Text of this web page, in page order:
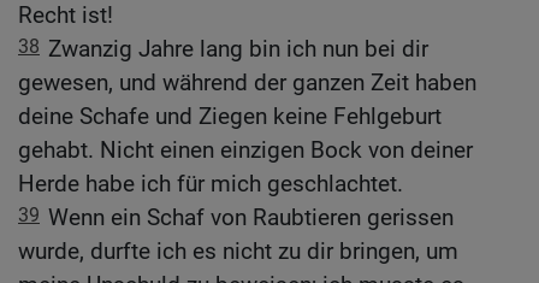
Recht ist!
38 Zwanzig Jahre lang bin ich nun bei dir
gewesen, und während der ganzen Zeit haben
deine Schafe und Ziegen keine Fehlgeburt
gehabt. Nicht einen einzigen Bock von deiner
Herde habe ich für mich geschlachtet.
39 Wenn ein Schaf von Raubtieren gerissen
wurde, durfte ich es nicht zu dir bringen, um